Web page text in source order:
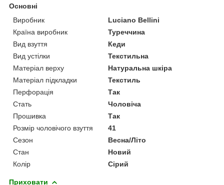
Основні
Виробник
Luciano Bellini
Країна виробник
Туреччина
Вид взуття
Кеди
Вид устілки
Текстильна
Матеріал верху
Натуральна шкіра
Матеріал підкладки
Текстиль
Перфорація
Так
Стать
Чоловіча
Прошивка
Так
Розмір чоловічого взуття
41
Сезон
Весна/Літо
Стан
Новий
Колір
Сірий
Приховати